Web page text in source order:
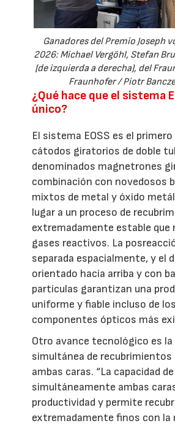
Ganadores del Premio Joseph
2026: Michael Vergöhl, Stefan
(de izquierda a derecha), del
Fraunhofer / Piotr
¿Qué hace que el sistema
único?
El sistema EOSS es el
cátodos giratorios de doble
denominados magnetrones
combinación con novedosos
mixtos de metal y óxido
lugar a un proceso de
extremadamente estable que
gases reactivos. La
separada espacialmente, y el
orientado hacia arriba y con
partículas garantizan una
uniforme y fiable incluso de los
componentes ópticos más
Otro avance tecnológico es la
simultánea de
ambas caras. “La capacidad
simultáneamente ambas
productividad y permite
extremadamente finos con la